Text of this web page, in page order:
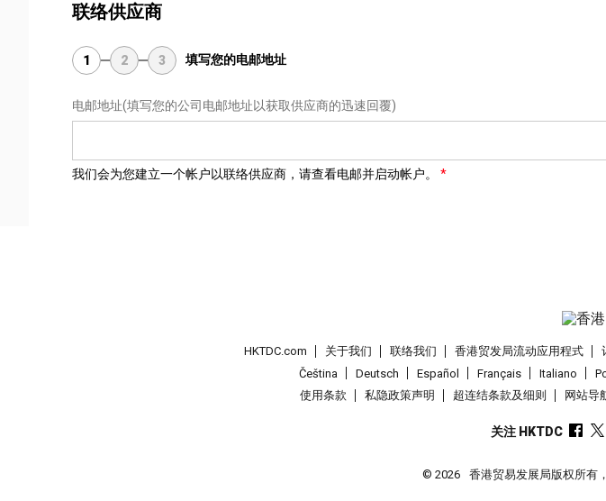
联络供应商
1 2 3 填写您的电邮地址
电邮地址(填写您的公司电邮地址以获取供应商的迅速回覆)
我们会为您建立一个帐户以联络供应商，请查看电邮并启动帐户。
HKTDC.com 关于我们 联络我们 香港贸发局流动应用程式
Čeština
Deutsch Español Français Italiano
使用条款
私隐政策声明 超连结条款及细则 网站导
关注 HKTDC
© 2026 香港贸易发展局版权所有